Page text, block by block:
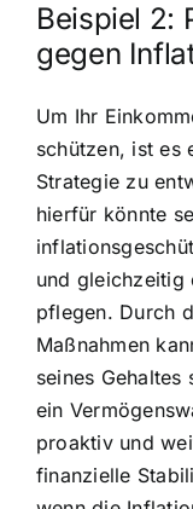
Beispiel 2:
gegen
Um Ihr
schützen, ist es
Strategie zu
hierfür könnte
und gleichzeitig
pflegen. Durch
Maßnahmen
seines
ein
proaktiv und
finanzielle